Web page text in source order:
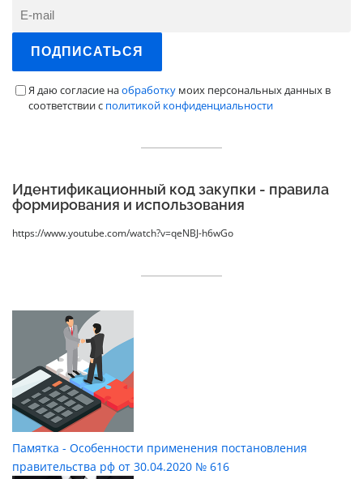
ПОДПИСАТЬСЯ
Я даю согласие наобработку моих персональных данных в
соответствии с политикой конфиденциальности
Идентификационный код закупки - правила
формирования и использования
https://www.youtube.com/watch?v=qeNBJ-h6wGo
Памятка - Особенности применения постановления
правительства рф от 30.04.2020 № 616